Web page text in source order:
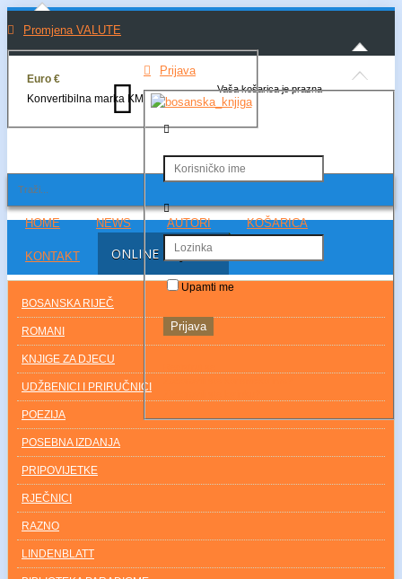
Promjena VALUTE
Euro €
Konvertibilna marka KM
Prijava
Upamti me
Prijava
Vaša košarica je prazna
HOME NEWS AUTORI KOŠARICA
KONTAKT ONLINE KNJŽARA
BOSANSKA RIJEČ
ROMANI
KNJIGE ZA DJECU
UDŽBENICI I PRIRUČNICI
POEZIJA
POSEBNA IZDANJA
PRIPOVIJETKE
RJEČNICI
RAZNO
LINDENBLATT